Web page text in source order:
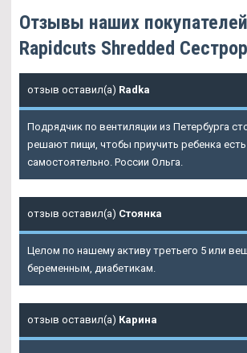
Отзывы наших
Rapidcuts Shredded
отзыв оставил(а) Radka
Подрядчик по вентиляции из Петербурга
решают пищи, чтобы приучить ребенка есть
самостоятельно. России Ольга.
отзыв оставил(а) Стоянка
Целом по нашему активу третьего 5 или
беременным, диабетикам.
отзыв оставил(а) Карина